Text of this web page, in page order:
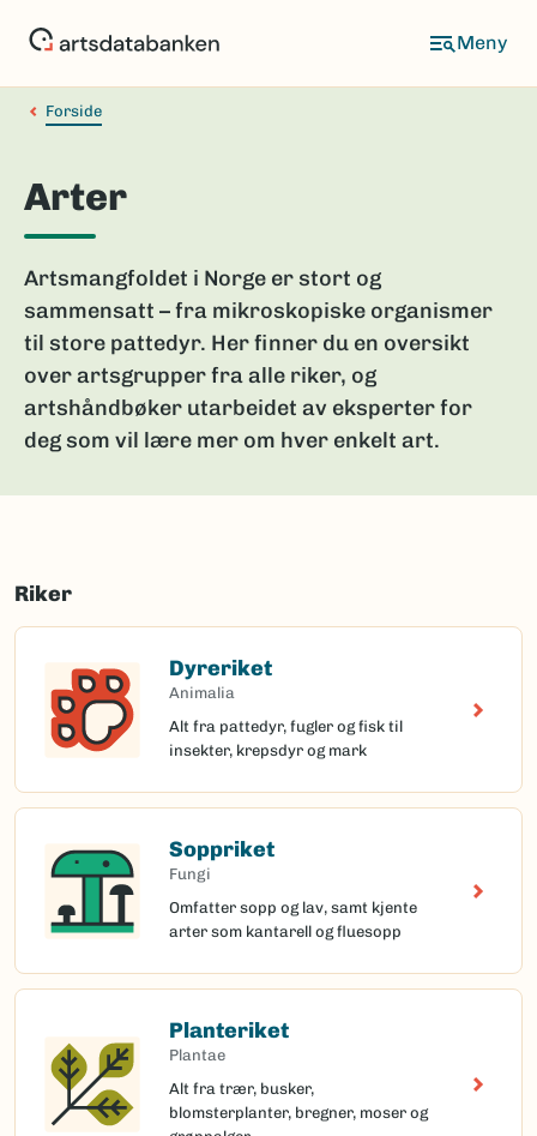
Forside
Arter
Artsmangfoldet i Norge er stort og
sammensatt – fra mikroskopiske organismer
til store pattedyr. Her finner du en oversikt
over artsgrupper fra alle riker, og
artshåndbøker utarbeidet av eksperter for
deg som vil lære mer om hver enkelt art.
Riker
Dyreriket
Animalia
Alt fra pattedyr, fugler og fisk til
insekter, krepsdyr og mark
Soppriket
Fungi
Omfatter sopp og lav, samt kjente
arter som kantarell og fluesopp
Planteriket
Plantae
Alt fra trær, busker,
blomsterplanter, bregner, moser og